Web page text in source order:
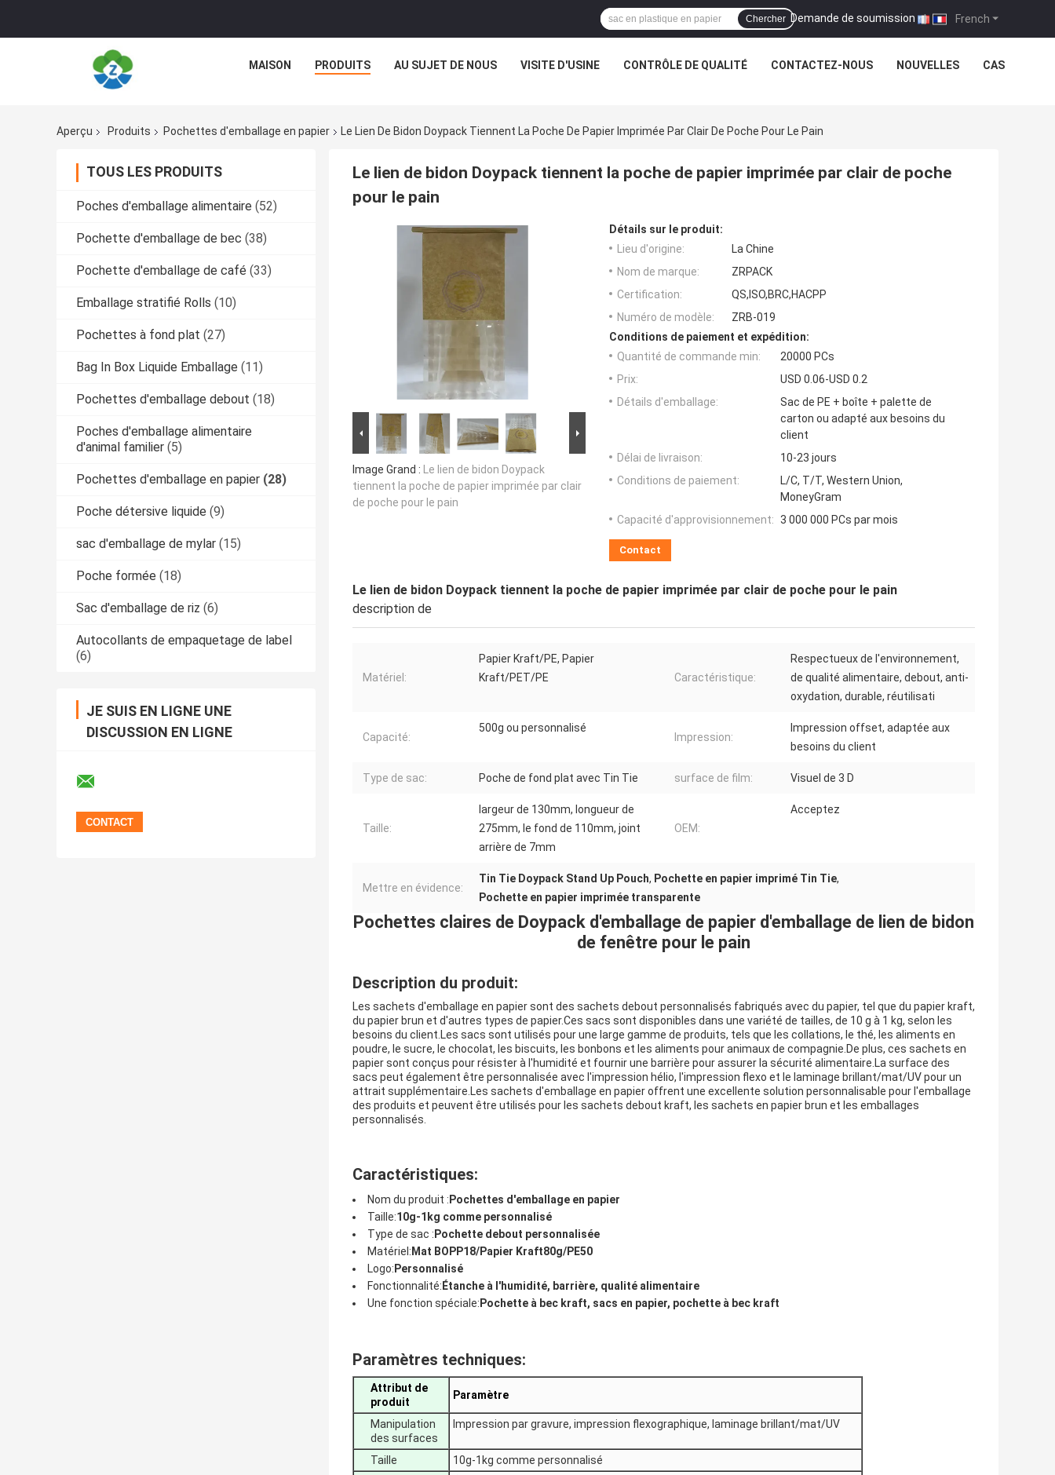
French
Demande de soumission |
Chercher
MAISON PRODUITS AU SUJET DE NOUS VISITE D'USINE CONTRÔLE DE QUALITÉ CONTACTEZ-NOUS NOUVELLES CAS
Aperçu Produits Pochettes d'emballage en papier Le Lien De Bidon Doypack Tiennent La Poche De Papier Imprimée Par Clair De Poche Pour Le Pain
TOUS LES PRODUITS
Poches d'emballage alimentaire (52)
Pochette d'emballage de bec (38)
Pochette d'emballage de café (33)
Emballage stratifié Rolls (10)
Pochettes à fond plat (27)
Bag In Box Liquide Emballage (11)
Pochettes d'emballage debout (18)
Poches d'emballage alimentaire
d'animal familier (5)
Pochettes d'emballage en papier (28)
Poche détersive liquide (9)
sac d'emballage de mylar (15)
Poche formée (18)
Sac d'emballage de riz (6)
Autocollants de empaquetage de label
(6)
JE SUIS EN LIGNE UNE
DISCUSSION EN LIGNE
Le lien de bidon Doypack tiennent la poche de papier imprimée par clair de poche
pour le pain
Image Grand : Le lien de bidon Doypack
tiennent la poche de papier imprimée par clair
de poche pour le pain
Détails sur le produit:
Lieu d'origine:
La Chine
Nom de marque:
ZRPACK
Certification:
QS,ISO,BRC,HACPP
Numéro de modèle:
ZRB-019
Conditions de paiement et expédition:
Quantité de commande min:
20000 PCs
Prix:
USD 0.06-USD 0.2
Détails d'emballage:
Sac de PE + boîte + palette de
carton ou adapté aux besoins du
client
Délai de livraison:
10-23 jours
Conditions de paiement:
L/C, T/T, Western Union,
MoneyGram
Capacité d'approvisionnement: 3 000 000 PCs par mois
Contact
Le lien de bidon Doypack tiennent la poche de papier imprimée par clair de poche pour le pain
description de
Matériel:
Papier Kraft/PE, Papier
Kraft/PET/PE
Caractéristique:
Respectueux de l'environnement,
de qualité alimentaire, debout, anti-
oxydation, durable, réutilisati
Capacité:
500g ou personnalisé
Impression:
Impression offset, adaptée aux
besoins du client
Type de sac: Poche de fond plat avec Tin Tie surface de film: Visuel de 3 D
Taille:
largeur de 130mm, longueur de
275mm, le fond de 110mm, joint
arrière de 7mm
OEM:
Acceptez
Mettre en évidence:
Tin Tie Doypack Stand Up Pouch, Pochette en papier imprimé Tin Tie,
Pochette en papier imprimée transparente
Pochettes claires de Doypack d'emballage de papier d'emballage de lien de bidon
de fenêtre pour le pain
Description du produit:
Les sachets d'emballage en papier sont des sachets debout personnalisés fabriqués avec du papier, tel que du papier kraft,
du papier brun et d'autres types de papier.Ces sacs sont disponibles dans une variété de tailles, de 10 g à 1 kg, selon les
besoins du client.Les sacs sont utilisés pour une large gamme de produits, tels que les collations, le thé, les aliments en
poudre, le sucre, le chocolat, les biscuits, les bonbons et les aliments pour animaux de compagnie.De plus, ces sachets en
papier sont conçus pour résister à l'humidité et fournir une barrière pour assurer la sécurité alimentaire.La surface des
sacs peut également être personnalisée avec l'impression hélio, l'impression flexo et le laminage brillant/mat/UV pour un
attrait supplémentaire.Les sachets d'emballage en papier offrent une excellente solution personnalisable pour l'emballage
des produits et peuvent être utilisés pour les sachets debout kraft, les sachets en papier brun et les emballages
personnalisés.
Caractéristiques:
Nom du produit : Pochettes d'emballage en papier
Taille:10g-1kg comme personnalisé
Type de sac : Pochette debout personnalisée
Matériel: Mat BOPP18/Papier Kraft80g/PE50
Logo: Personnalisé
Fonctionnalité: Étanche à l'humidité, barrière, qualité alimentaire
Une fonction spéciale: Pochette à bec kraft, sacs en papier, pochette à bec kraft
Paramètres techniques:
Attribut de
produit
Paramètre
Manipulation
des surfaces
Impression par gravure, impression flexographique, laminage brillant/mat/UV
Taille
10g-1kg comme personnalisé